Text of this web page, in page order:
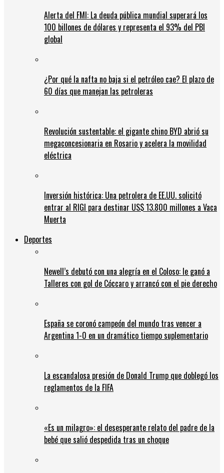
Alerta del FMI: La deuda pública mundial superará los
100 billones de dólares y representa el 93% del PBI
global
¿Por qué la nafta no baja si el petróleo cae? El plazo de
60 días que manejan las petroleras
Revolución sustentable: el gigante chino BYD abrió su
megaconcesionaria en Rosario y acelera la movilidad
eléctrica
Inversión histórica: Una petrolera de EE.UU. solicitó
entrar al RIGI para destinar US$ 13.800 millones a Vaca
Muerta
Deportes
Newell’s debutó con una alegría en el Coloso: le ganó a
Talleres con gol de Cóccaro y arrancó con el pie derecho
España se coronó campeón del mundo tras vencer a
Argentina 1-0 en un dramático tiempo suplementario
La escandalosa presión de Donald Trump que doblegó los
reglamentos de la FIFA
«Es un milagro»: el desesperante relato del padre de la
bebé que salió despedida tras un choque